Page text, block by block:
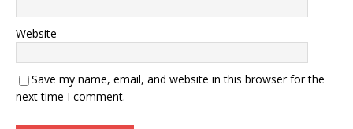
Website
Save my name, email, and website in this browser for the
next time I comment.